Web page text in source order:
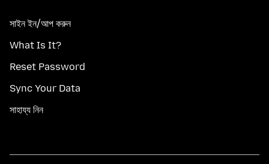
সাইন ইন/আপ করুন
What Is It?
Reset Password
Sync Your Data
সাহায্য নিন